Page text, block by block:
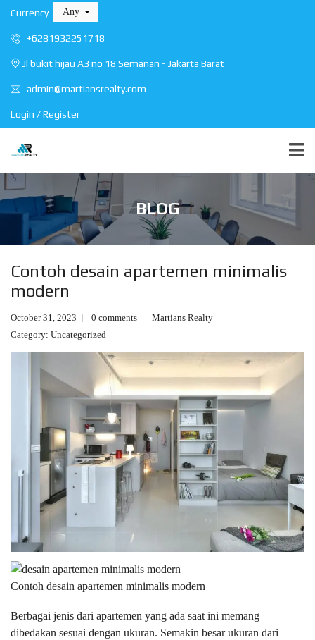
Currency Any
+6281932251718
Jl bukit hijau A3 no 18 Semanan - Jakarta Barat
admin@martiansrealty.com
Login / Register
BLOG
Contoh desain apartemen minimalis
modern
October 31, 2023 0 comments
Martians Realty
Category: Uncategorized
Contoh desain apartemen minimalis modern
Berbagai jenis dari apartemen yang ada saat ini memang
dibedakan sesuai dengan ukuran. Semakin besar ukuran dari